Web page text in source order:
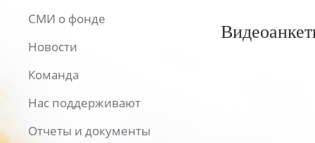
СМИ о фонде
Новости
Команда
Нас поддерживают
Отчеты и документы